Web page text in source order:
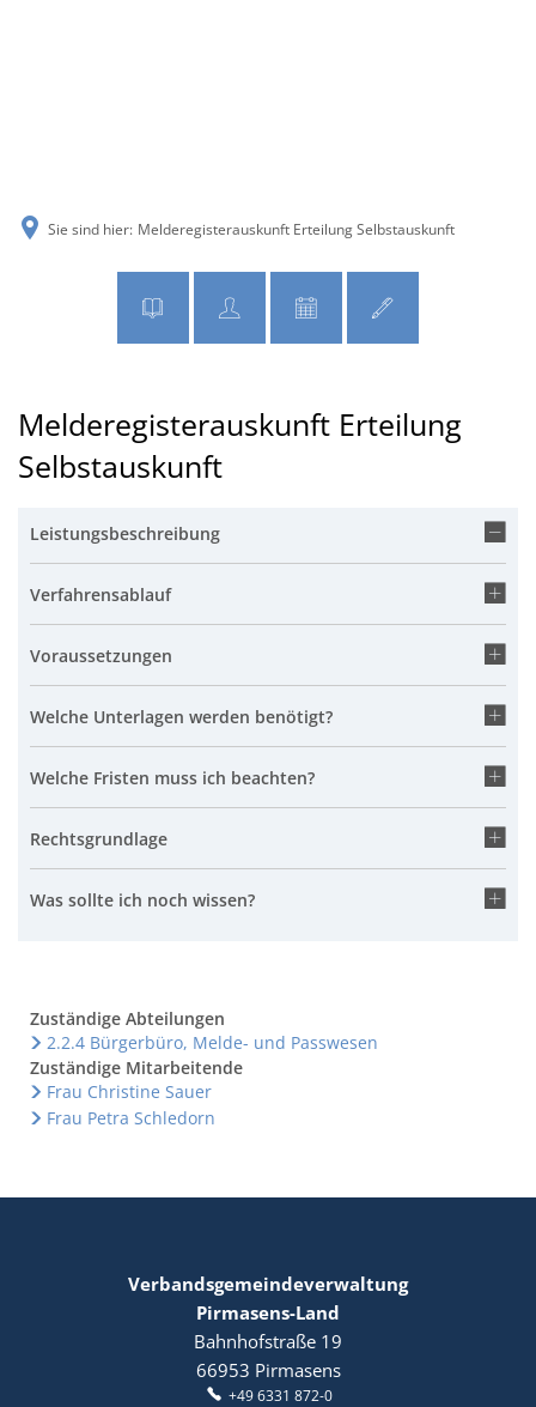
Sie sind hier: Melderegisterauskunft Erteilung Selbstauskunft
Melderegisterauskunft Erteilung
Selbstauskunft
Leistungsbeschreibung
Verfahrensablauf
Voraussetzungen
Welche Unterlagen werden benötigt?
Welche Fristen muss ich beachten?
Rechtsgrundlage
Was sollte ich noch wissen?
Zuständige Abteilungen
2.2.4 Bürgerbüro, Melde- und Passwesen
Zuständige Mitarbeitende
Frau Christine Sauer
Frau Petra Schledorn
Verbandsgemeindeverwaltung
Pirmasens-Land
Bahnhofstraße 19
66953 Pirmasens
+49 6331 872-0